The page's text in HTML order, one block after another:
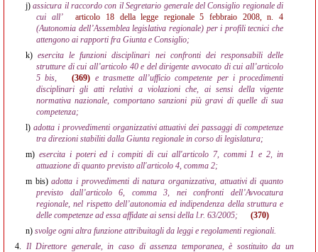
j)assicura il raccordo con il Segretario generale del Consiglio regionale di
cui all’
articolo 18 della legge regionale 5 febbraio 2008, n. 4
(Autonomia dell’Assemblea legislativa regionale) per i profili tecnici che
attengono ai rapporti fra Giunta e Consiglio;
k)esercita le funzioni disciplinari nei confronti dei responsabili delle
strutture di cui all’articolo 40 e del dirigente avvocato di cui all’articolo
5 bis,
(369) e trasmette all’ufficio competente per i procedimenti
disciplinari gli atti relativi a violazioni che, ai sensi della vigente
normativa nazionale, comportano sanzioni più gravi di quelle di sua
competenza;
l) adotta i provvedimenti organizzativi attuativi dei passaggi di competenze
tra direzioni stabiliti dalla Giunta regionale in corso di legislatura;
m) esercita i poteri ed i compiti di cui all'articolo 7, commi 1 e 2, in
attuazione di quanto previsto all'articolo 4, comma 2;
m bis) adotta i provvedimenti di natura organizzativa, attuativi di quanto
previsto dall’articolo 6, comma 3, nei confronti dell’Avvocatura
regionale, nel rispetto dell’autonomia ed indipendenza della struttura e
delle competenze ad essa affidate ai sensi della l.r. 63/2005;
(370)
n) svolge ogni altra funzione attribuitagli da leggi e regolamenti regionali.
4. Il Direttore generale, in caso di assenza temporanea, è sostituito da un